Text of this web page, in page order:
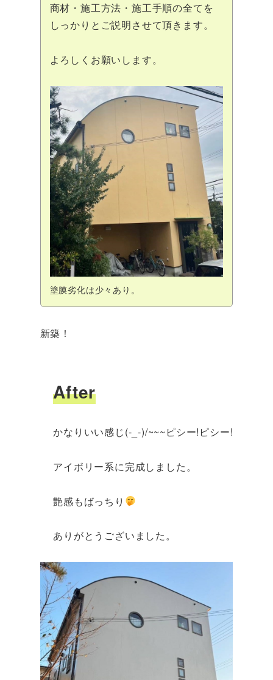
商材・施工方法・施工手順の全てを
しっかりとご説明させて頂きます。
よろしくお願いします。
塗膜劣化は少々あり。
新築！
After
かなりいい感じ(-_-)/~~~ピシー!ピシー!
アイボリー系に完成しました。
艶感もばっちり
ありがとうございました。